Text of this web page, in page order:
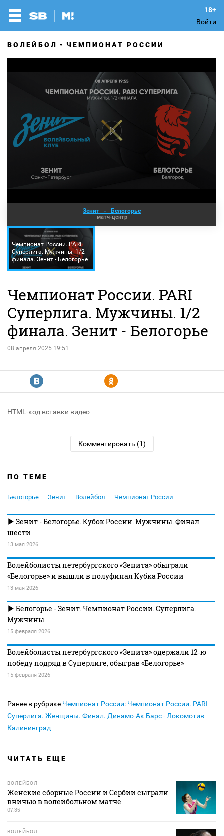
Войти
ВОЛЕЙБОЛ ЧЕМПИОНАТ РОССИИ
Зенит - Белогорье
матч-центр
Чемпионат России. PARI
Суперлига. Мужчины. 1/2
финала. Зенит - Белогорье
Чемпионат России. PARI
Суперлига. Мужчины. 1/2
финала. Зенит - Белогорье
08 апреля 2025 19:51
R Y
HTML-код вставки видео
Комментировать (1)
ПО ТЕМЕ
Белогорье Зенит Волейбол Чемпионат России
Зенит - Белогорье. Кубок России. Мужчины. Финал
шести
13 мая 2026
Волейболисты петербургского «Зенита» обыграли
«Белогорье» и вышли в полуфинал Кубка России
13 мая 2026
Белогорье - Зенит. Чемпионат России. Суперлига.
Мужчины
15 февраля 2026
Волейболисты петербургского «Зенита» одержали 12‑ю
победу подряд в Суперлиге, обыграв «Белогорье»
15 февраля 2026
Ранее в рубрике Чемпионат России: Чемпионат России. PARI
Суперлига. Женщины. Финал. Динамо-Ак Барс - Локомотив
Калининград
ЧИТАТЬ ЕЩЕ
ВОЛЕЙБОЛ
Женские сборные России и Сербии сыграли
вничью в волейбольном матче
07:35
ВОЛЕЙБОЛ